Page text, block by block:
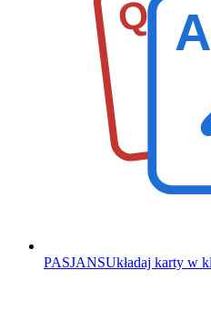
Q A
PASJANSUkładaj karty w